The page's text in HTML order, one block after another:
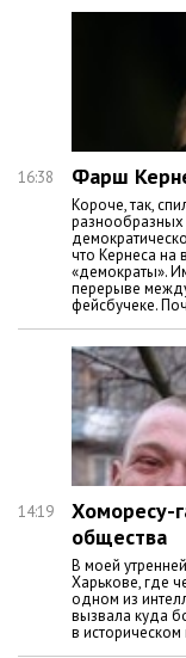
16:38 Фарш
Короче, так,
что Кернеса на
«демократы».
перерыве
фейсбучеке.
14:19
Хоморесу-
общества
В моей
Харькове, где
одном из
вызвала куда
в историческом